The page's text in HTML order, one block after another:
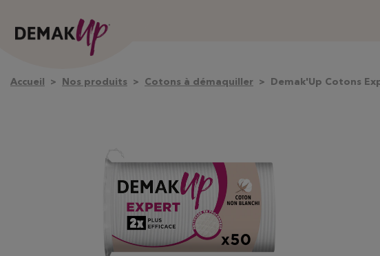
Accueil Nos produits Cotons à démaquiller Demak'Up Cotons